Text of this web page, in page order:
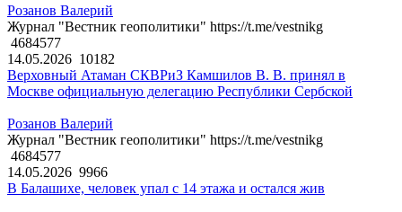
Розанов Валерий
Журнал "Вестник геополитики" https://t.me/vestnikg
4684577
14.05.2026 10182
Верховный Атаман СКВРиЗ Камшилов В. В. принял в
Москве официальную делегацию Республики Сербской
Розанов Валерий
Журнал "Вестник геополитики" https://t.me/vestnikg
4684577
14.05.2026 9966
В Балашихе, человек упал с 14 этажа и остался жив